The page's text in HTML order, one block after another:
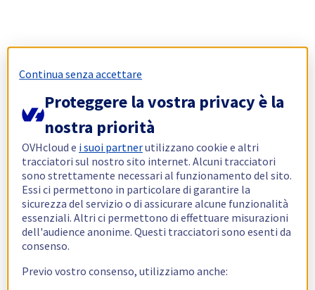
Continua senza accettare
Proteggere la vostra privacy è la
nostra priorità
OVHcloud e i suoi partnerutilizzano cookie e altri
tracciatori sul nostro sito internet. Alcuni tracciatori
sono strettamente necessari al funzionamento del sito.
Essi ci permettono in particolare di garantire la
sicurezza del servizio o di assicurare alcune funzionalità
essenziali. Altri ci permettono di effettuare misurazioni
dell'audience anonime. Questi tracciatori sono esenti da
consenso.
Previo vostro consenso, utilizziamo anche: